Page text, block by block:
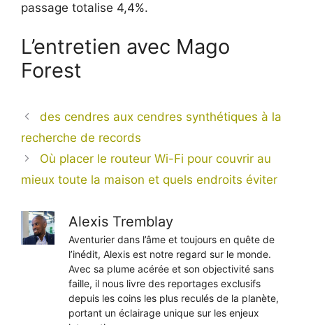
passage totalise 4,4%.
L’entretien avec Mago
Forest
des cendres aux cendres synthétiques à la
recherche de records
Où placer le routeur Wi-Fi pour couvrir au
mieux toute la maison et quels endroits éviter
Alexis Tremblay
Aventurier dans l’âme et toujours en quête de
l’inédit, Alexis est notre regard sur le monde.
Avec sa plume acérée et son objectivité sans
faille, il nous livre des reportages exclusifs
depuis les coins les plus reculés de la planète,
portant un éclairage unique sur les enjeux